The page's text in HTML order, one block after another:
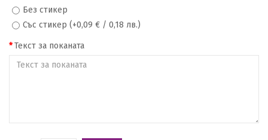
Без стикер
Със стикер (+0,09 € / 0,18 лв.)
Текст за поканата